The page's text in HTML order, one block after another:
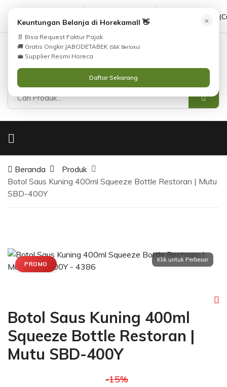
(021) 38783380 08551688000
Masuk
×
Keuntungan Belanja di Horekamall 👋
📄 Bisa Request Faktur Pajak
🚚 Gratis Ongkir JABODETABEK (S&K Berlaku)
💼 Supplier Resmi Horeca
Daftar Sekarang
Beranda
Produk
Botol Saus Kuning 400ml Squeeze Bottle Restoran | Mutu
SBD-400Y
PROMO
Botol Saus Kuning 400ml
Squeeze Bottle Restoran |
Mutu SBD-400Y
-15%